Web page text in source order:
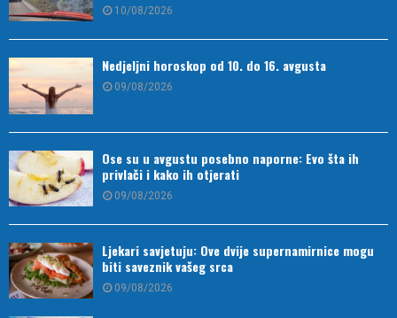
10/08/2026
Nedjeljni horoskop od 10. do 16. avgusta
09/08/2026
Ose su u avgustu posebno naporne: Evo šta ih
privlači i kako ih otjerati
09/08/2026
Ljekari savjetuju: Ove dvije supernamirnice mogu
biti saveznik vašeg srca
09/08/2026